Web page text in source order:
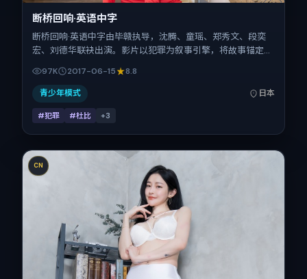
断桥回响·英语中字
断桥回响·英语中字由毕赣执导，沈腾、童瑶、郑秀文、段奕
宏、刘德华联袂出演。影片以犯罪为叙事引擎，将故事锚定在
日本，借东亚都市与邻里的张力推进人物抉择与反转。2017
年6月15日于日本首映（暑期档），片长130分钟，适合喜欢强
情节与细腻表演的观众。
97K 2017-06-15 8.8
青少年模式 日本
#犯罪 #杜比 +3
CN